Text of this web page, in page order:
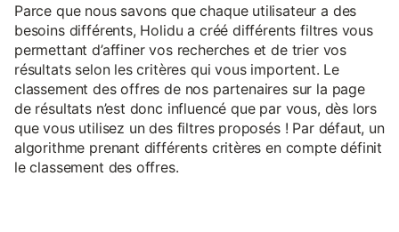
Parce que nous savons que chaque utilisateur a des
besoins différents, Holidu a créé différents filtres vous
permettant d’affiner vos recherches et de trier vos
résultats selon les critères qui vous importent. Le
classement des offres de nos partenaires sur la page
de résultats n’est donc influencé que par vous, dès lors
que vous utilisez un des filtres proposés ! Par défaut, un
algorithme prenant différents critères en compte définit
le classement des offres.